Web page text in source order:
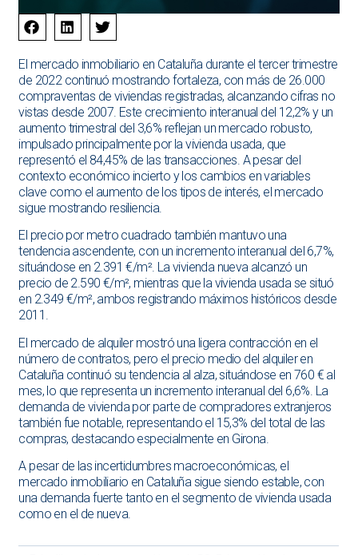
El mercado inmobiliario en Cataluña durante el tercer trimestre
de 2022 continuó mostrando fortaleza, con más de 26.000
compraventas de viviendas registradas, alcanzando cifras no
vistas desde 2007. Este crecimiento interanual del 12,2% y un
aumento trimestral del 3,6% reflejan un mercado robusto,
impulsado principalmente por la vivienda usada, que
representó el 84,45% de las transacciones. A pesar del
contexto económico incierto y los cambios en variables
clave como el aumento de los tipos de interés, el mercado
sigue mostrando resiliencia.
El precio por metro cuadrado también mantuvo una
tendencia ascendente, con un incremento interanual del 6,7%,
situándose en 2.391 €/m². La vivienda nueva alcanzó un
precio de 2.590 €/m², mientras que la vivienda usada se situó
en 2.349 €/m², ambos registrando máximos históricos desde
2011.
El mercado de alquiler mostró una ligera contracción en el
número de contratos, pero el precio medio del alquiler en
Cataluña continuó su tendencia al alza, situándose en 760 € al
mes, lo que representa un incremento interanual del 6,6%. La
demanda de vivienda por parte de compradores extranjeros
también fue notable, representando el 15,3% del total de las
compras, destacando especialmente en Girona.
A pesar de las incertidumbres macroeconómicas, el
mercado inmobiliario en Cataluña sigue siendo estable, con
una demanda fuerte tanto en el segmento de vivienda usada
como en el de nueva.